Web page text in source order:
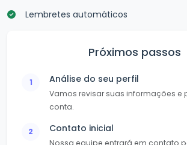
Lembretes automáticos
Próximos passos
1 Análise do seu perfil
Vamos revisar suas informações e
conta.
2 Contato inicial
Nossa equipe entrará em contato